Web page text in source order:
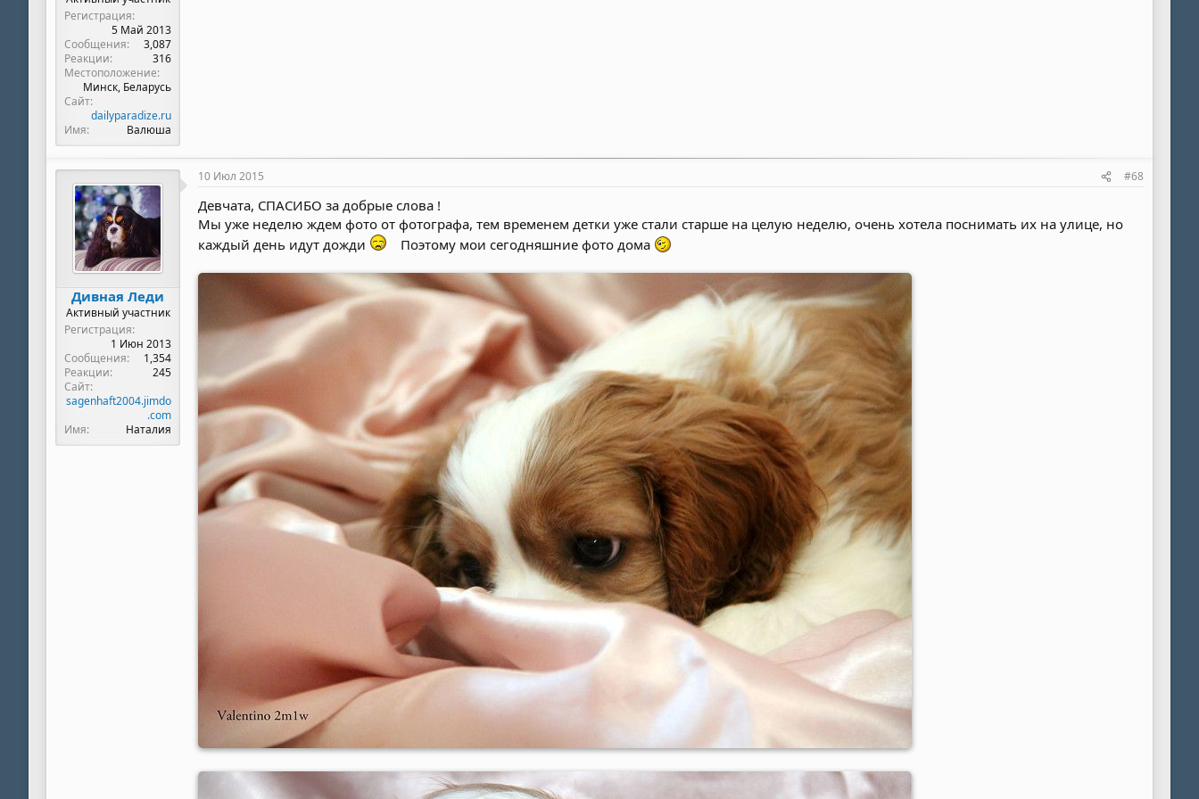
Регистрация
5 Май 2013
Сообщения
3,087
Реакции
316
Местоположение
Минск, Беларусь
Сайт
dailyparadize.ru
Имя
Валюша
Дивная Леди
Активный участник
Регистрация
1 Июн 2013
Сообщения
1,354
Реакции
245
Сайт
sagenhaft2004.jimdo
.com
Имя
Наталия
10 Июл 2015 #68
Девчата, СПАСИБО за добрые слова !
Мы уже неделю ждем фото от фотографа, тем временем детки уже стали старше на целую неделю, очень хотела поснимать их на улице, но
каждый день идут дожди
Поэтому мои сегодняшние фото дома